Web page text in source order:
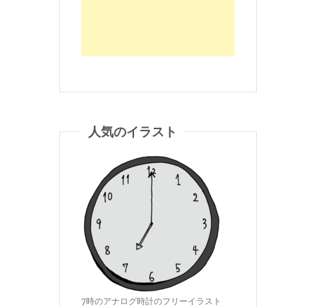
人気のイラスト
7時のアナログ時計のフリーイラスト